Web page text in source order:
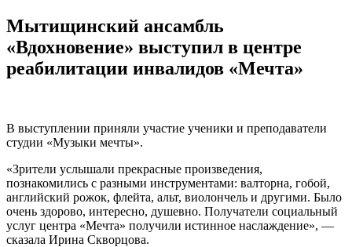
Мытищинский ансамбль
«Вдохновение» выступил в центре
реабилитации инвалидов «Мечта»
В выступлении приняли участие ученики и преподаватели
студии «Музыки мечты».
«Зрители услышали прекрасные произведения,
познакомились с разными инструментами: валторна, гобой,
английский рожок, флейта, альт, виолончель и другими. Было
очень здорово, интересно, душевно. Получатели социальный
услуг центра «Мечта» получили истинное наслаждение», —
сказала Ирина Скворцова.